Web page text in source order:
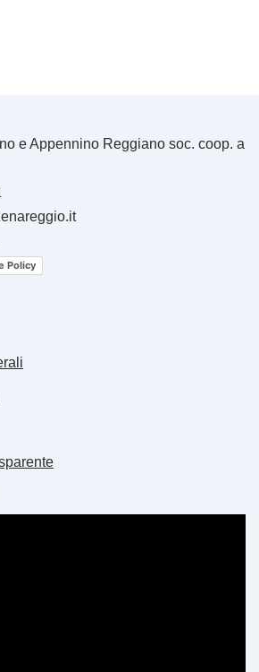
e Appennino Reggiano soc. coop. a
Policy